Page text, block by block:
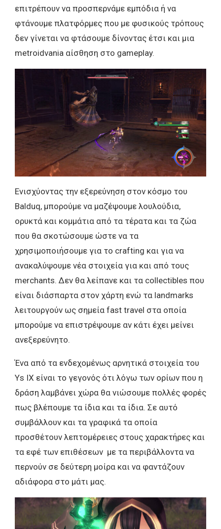
επιτρέπουν να προσπερνάμε εμπόδια ή να
φτάνουμε πλατφόρμες που με φυσικούς τρόπους
δεν γίνεται να φτάσουμε δίνοντας έτσι και μια
metroidvania αίσθηση στο gameplay.
Ενισχύοντας την εξερεύνηση στον κόσμο του
Balduq, μπορούμε να μαζέψουμε λουλούδια,
ορυκτά και κομμάτια από τα τέρατα και τα ζώα
που θα σκοτώσουμε ώστε να τα
χρησιμοποιήσουμε για το crafting και για να
ανακαλύψουμε νέα στοιχεία για και από τους
merchants. Δεν θα λείπανε και τα collectibles που
είναι διάσπαρτα στον χάρτη ενώ τα landmarks
λειτουργούν ως σημεία fast travel στα οποία
μπορούμε να επιστρέψουμε αν κάτι έχει μείνει
ανεξερεύνητο.
Ένα από τα ενδεχομένως αρνητικά στοιχεία του
Ys IX είναι το γεγονός ότι λόγω των ορίων που η
δράση λαμβάνει χώρα θα νιώσουμε πολλές φορές
πως βλέπουμε τα ίδια και τα ίδια. Σε αυτό
συμβάλλουν και τα γραφικά τα οποία
προσθέτουν λεπτομέρειες στους χαρακτήρες και
τα εφέ των επιθέσεων με τα περιβάλλοντα να
περνούν σε δεύτερη μοίρα και να φαντάζουν
αδιάφορα στο μάτι μας.